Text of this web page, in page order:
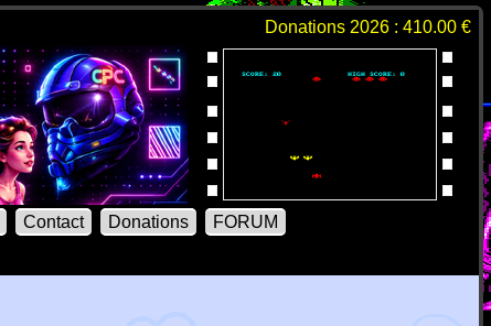
Donations 2026 : 410.00 €
Contact Donations
FORUM